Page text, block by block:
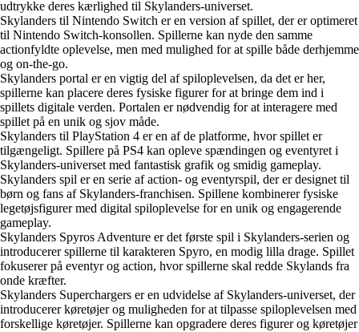
udtrykke deres kærlighed til Skylanders-universet.
Skylanders til Nintendo Switch er en version af spillet, der er optimeret
til Nintendo Switch-konsollen. Spillerne kan nyde den samme
actionfyldte oplevelse, men med mulighed for at spille både derhjemme
og on-the-go.
Skylanders portal er en vigtig del af spiloplevelsen, da det er her,
spillerne kan placere deres fysiske figurer for at bringe dem ind i
spillets digitale verden. Portalen er nødvendig for at interagere med
spillet på en unik og sjov måde.
Skylanders til PlayStation 4 er en af de platforme, hvor spillet er
tilgængeligt. Spillere på PS4 kan opleve spændingen og eventyret i
Skylanders-universet med fantastisk grafik og smidig gameplay.
Skylanders spil er en serie af action- og eventyrspil, der er designet til
børn og fans af Skylanders-franchisen. Spillene kombinerer fysiske
legetøjsfigurer med digital spiloplevelse for en unik og engagerende
gameplay.
Skylanders Spyros Adventure er det første spil i Skylanders-serien og
introducerer spillerne til karakteren Spyro, en modig lilla drage. Spillet
fokuserer på eventyr og action, hvor spillerne skal redde Skylands fra
onde kræfter.
Skylanders Superchargers er en udvidelse af Skylanders-universet, der
introducerer køretøjer og muligheden for at tilpasse spiloplevelsen med
forskellige køretøjer. Spillerne kan opgradere deres figurer og køretøjer